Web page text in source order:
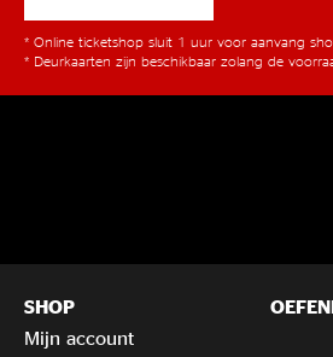
* Online ticketshop sluit 1 uur voor aanvang
* Deurkaarten zijn beschikbaar zolang de
SHOP
Mijn account